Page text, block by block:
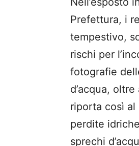
Prefettura, i
tempestivo,
rischi per
fotografie
d’acqua,
riporta così al
perdite
sprechi